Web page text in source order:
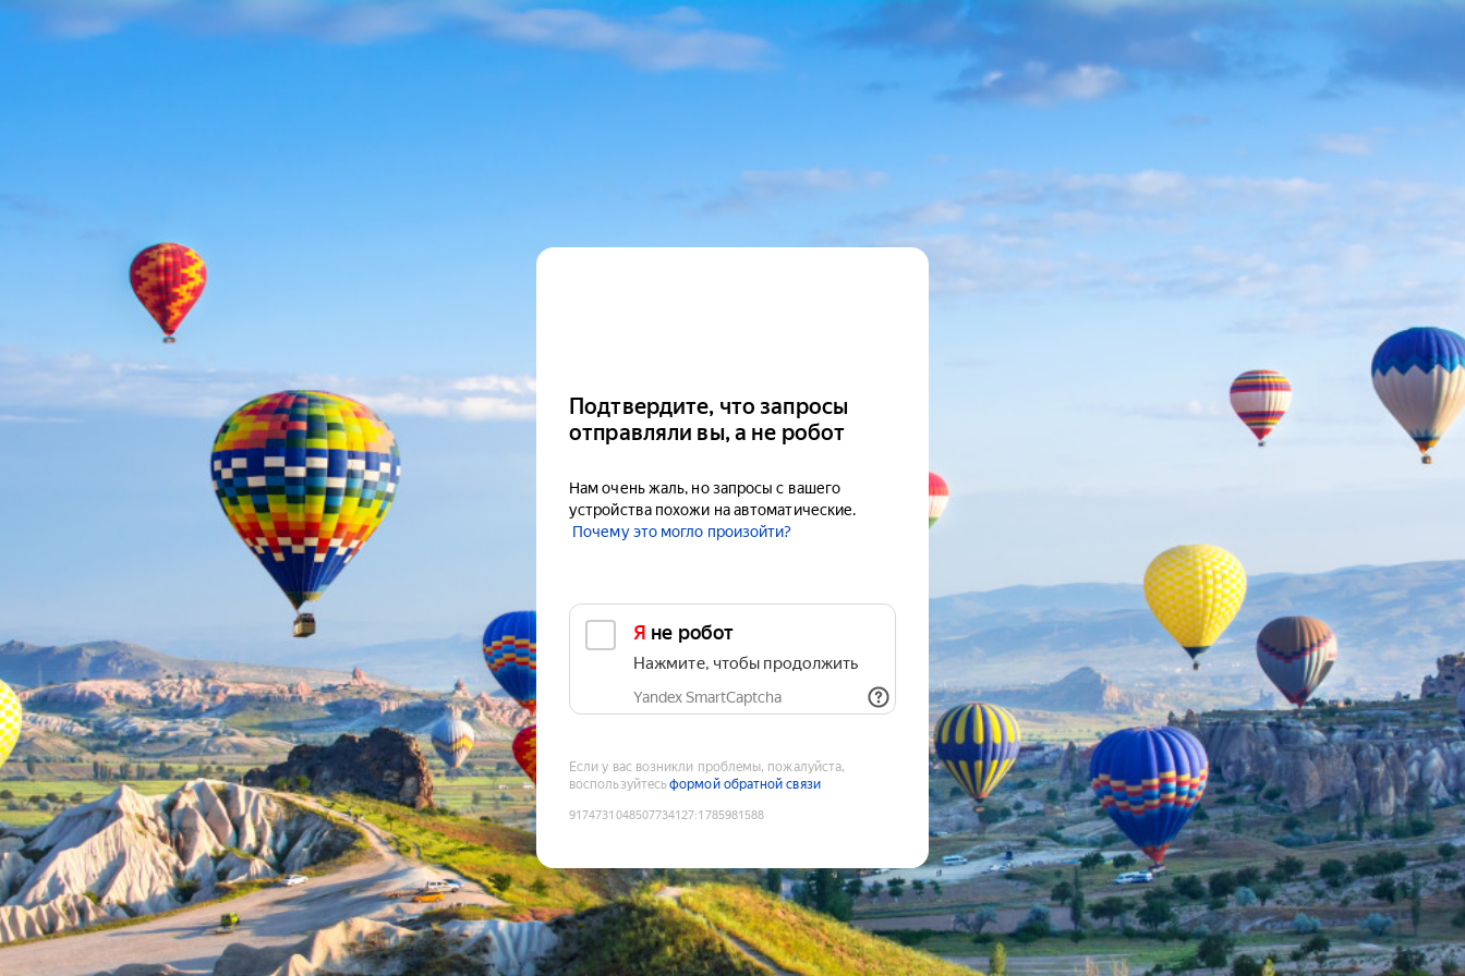
Подтвердите, что запросы
отправляли вы, а не робот
Нам очень жаль, но запросы с вашего
устройства похожи на автоматические.
Почему это могло произойти?
Я не робот
Нажмите, чтобы продолжить
Yandex SmartCaptcha
Если у вас возникли проблемы, пожалуйста,
воспользуйтесьформой обратной связи
9174731048507734127:1785981588